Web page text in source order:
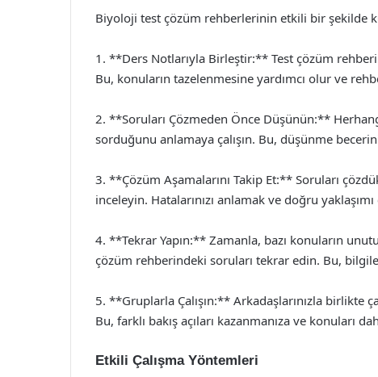
Biyoloji test çözüm rehberlerinin etkili bir şekilde
1. **Ders Notlarıyla Birleştir:** Test çözüm
Bu, konuların tazelenmesine yardımcı olur ve
2. **Soruları Çözmeden Önce Düşünün:**
sorduğunu anlamaya çalışın. Bu, düşünme
3. **Çözüm Aşamalarını Takip Et:** Soruları
inceleyin. Hatalarınızı anlamak ve doğru
4. **Tekrar Yapın:** Zamanla, bazı konuların
çözüm rehberindeki soruları tekrar edin. Bu,
5. **Gruplarla Çalışın:** Arkadaşlarınızla birlikte
Bu, farklı bakış açıları kazanmanıza ve konuları
Etkili Çalışma Yöntemleri